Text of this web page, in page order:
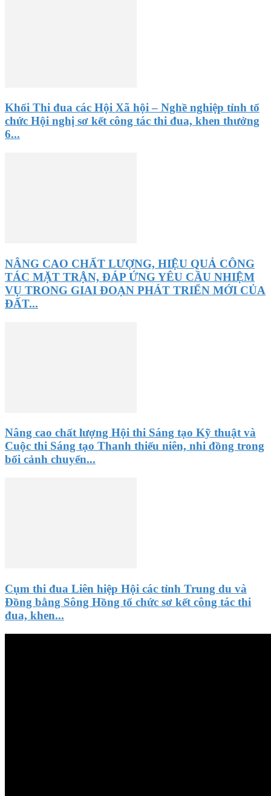
Khối Thi đua các Hội Xã hội – Nghề nghiệp tỉnh tổ
chức Hội nghị sơ kết công tác thi đua, khen thưởng
6...
NÂNG CAO CHẤT LƯỢNG, HIỆU QUẢ CÔNG
TÁC MẶT TRẬN, ĐÁP ỨNG YÊU CẦU NHIỆM
VỤ TRONG GIAI ĐOẠN PHÁT TRIỂN MỚI CỦA
ĐẤT...
Nâng cao chất lượng Hội thi Sáng tạo Kỹ thuật và
Cuộc thi Sáng tạo Thanh thiếu niên, nhi đồng trong
bối cảnh chuyển...
Cụm thi đua Liên hiệp Hội các tỉnh Trung du và
Đồng bằng Sông Hồng tổ chức sơ kết công tác thi
đua, khen...